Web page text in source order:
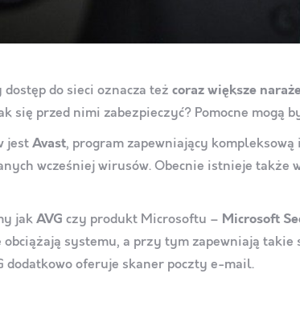
do sieci oznacza też coraz większe
przed nimi zabezpieczyć? Pomocne mogą
jest Avast, program zapewniający
wcześniej wirusów. Obecnie istnieje także
jak AVG czy produkt Microsoftu – Microsoft
obciążają systemu, a przy tym zapewniają
dodatkowo oferuje skaner poczty e-mail.